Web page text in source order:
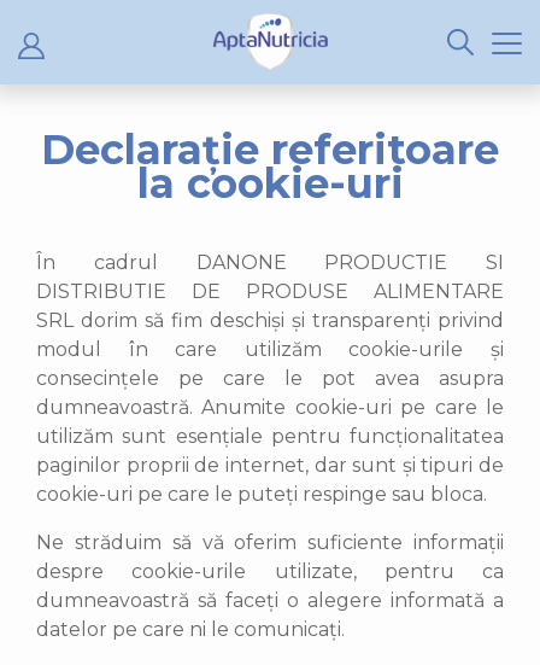
Declarație referitoare
la cookie-uri
În cadrul DANONE PRODUCTIE SI
DISTRIBUTIE DE PRODUSE ALIMENTARE
SRLdorim să fim deschiși și transparenți privind
modul în care utilizăm cookie-urile și
consecințele pe care le pot avea asupra
dumneavoastră. Anumite cookie-uri pe care le
utilizăm sunt esențiale pentru funcționalitatea
paginilor proprii de internet, dar sunt și tipuri de
cookie-uri pe care le puteți respinge sau bloca.
Ne străduim să vă oferim suficiente informații
despre cookie-urile utilizate, pentru ca
dumneavoastră să faceți o alegere informată a
datelor pe care ni le comunicați.